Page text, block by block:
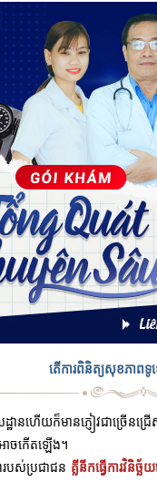
តើការពិនិត្យសុខភាពទូ
ានហើយក៏មានភ្ញៀវជាច្រើនជ្
ាចកើតឡើង។
របស់ប្រជាជន គ្លីនីកធ្វើការវិនិ